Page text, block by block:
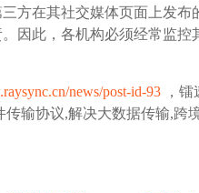
方在其社交媒体页面上发
因此，各机构必须经常监控
news/post-id-93 ，
传输协议,解决大数据传输,跨